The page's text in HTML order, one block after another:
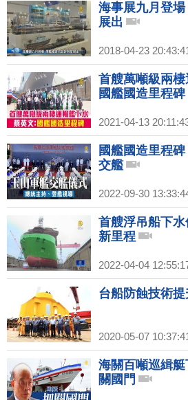
海事展九月登
展出
2018-04-23
首艘萬噸級兩棲
國艦國造里程碑
2021-04-13
國艦國造里程
交艦
2022-09-30
首艘浮吊船下
新里程
2022-04-04
台船防蝕技術
2020-05-07
海關百噸巡緝
關國門